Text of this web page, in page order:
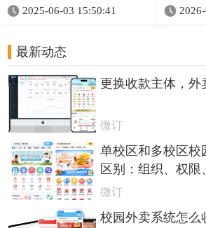
2025-06-03 15:50:41
线的10
最新动态
更换收款主体，外
微订
单校区和多校区校
区别：组织、权限
微订
校园外卖系统怎么